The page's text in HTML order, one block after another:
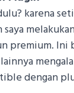
karena
saya
premium. Ini
dengan